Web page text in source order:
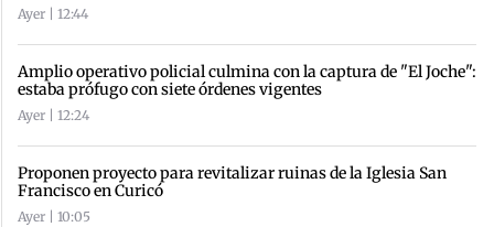
Ayer | 12:44
Amplio operativo policial culmina con la captura de "El Joche":
estaba prófugo con siete órdenes vigentes
Ayer | 12:24
Proponen proyecto para revitalizar ruinas de la Iglesia San
Francisco en Curicó
Ayer | 10:05